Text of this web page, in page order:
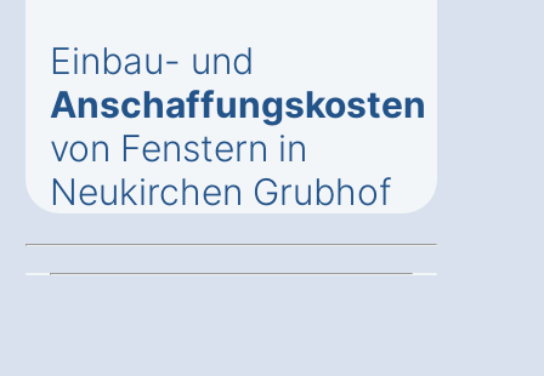
Einbau- und
Anschaffungskosten
von Fenstern in
Neukirchen Grubhof